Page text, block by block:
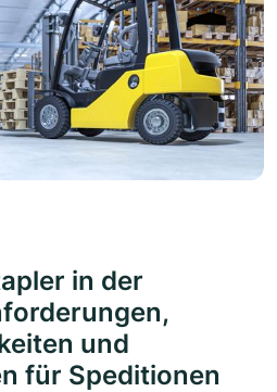
in der
und
für Speditionen